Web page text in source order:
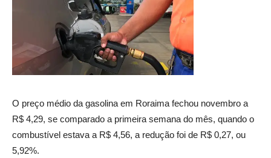
O preço médio da gasolina em Roraima fechou novembro a
R$ 4,29, se comparado a primeira semana do mês, quando o
combustível estava a R$ 4,56, a redução foi de R$ 0,27, ou
5,92%.